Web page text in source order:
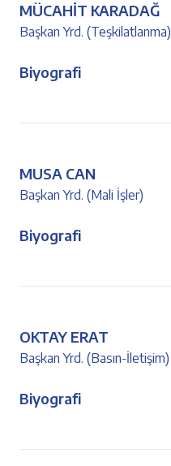
MÜCAHİT KARADAĞ
Başkan Yrd. (Teşkilatlanma)
Biyografi
MUSA CAN
Başkan Yrd. (Mali İşler)
Biyografi
OKTAY ERAT
Başkan Yrd. (Basın-İletişim)
Biyografi